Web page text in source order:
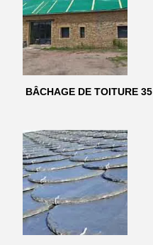
BÂCHAGE DE TOITURE 35